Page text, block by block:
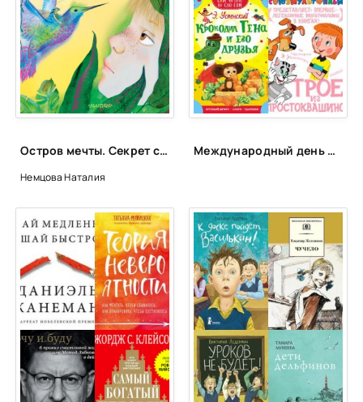
Остров мечты. Секрет стражей леса - Наталия Немцова
Немцова Наталия
Международный день друзей | ЦБС Пожарского МО